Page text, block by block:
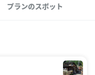
プランのスポット